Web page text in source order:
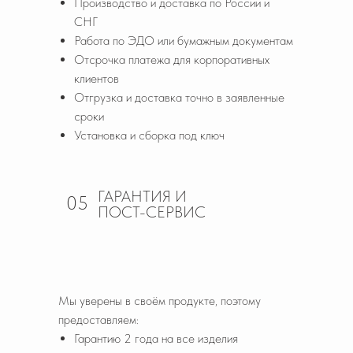
СНГ
Работа по ЭДО или бумажным документам
Отсрочка платежа для корпоративных
клиентов
Отгрузка и доставка точно в заявленные
сроки
Установка и сборка под ключ
Мы уверены в своём продукте, поэтому
предоставляем:
Гарантию 2 года на все изделия
ГАРАНТИЯ И
ПОСТ-СЕРВИС
05